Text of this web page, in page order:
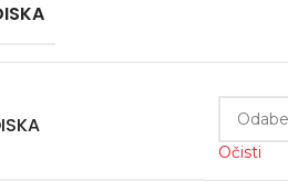
Očisti